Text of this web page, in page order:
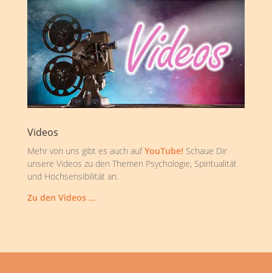
Videos
Mehr von uns gibt es auch aufYouTube! Schaue Dir
unsere Videos zu den Themen Psychologie, Spiritualität
und Hochsensibilität an.
Zu den Videos …